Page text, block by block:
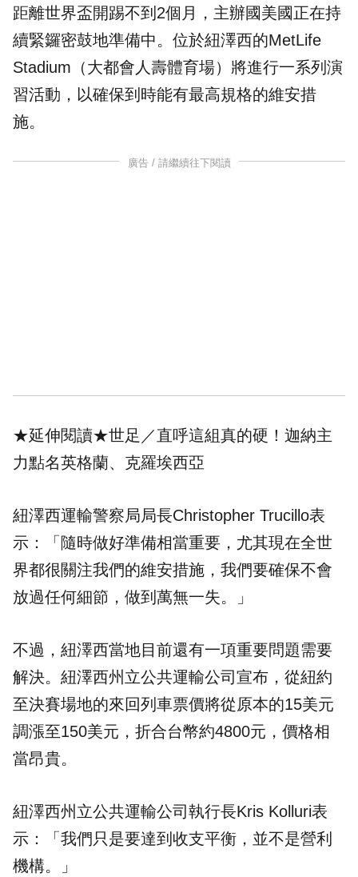
距離世界盃開踢不到2個月，主辦國美國正在持
續緊鑼密鼓地準備中。位於紐澤西的MetLife
Stadium（大都會人壽體育場）將進行一系列演
習活動，以確保到時能有最高規格的維安措
施。
廣告 / 請繼續往下閱讀
★延伸閱讀★世足／直呼這組真的硬！迦納主
力點名英格蘭、克羅埃西亞
紐澤西運輸警察局局長Christopher Trucillo表
示：「隨時做好準備相當重要，尤其現在全世
界都很關注我們的維安措施，我們要確保不會
放過任何細節，做到萬無一失。」
不過，紐澤西當地目前還有一項重要問題需要
解決。紐澤西州立公共運輸公司宣布，從紐約
至決賽場地的來回列車票價將從原本的15美元
調漲至150美元，折合台幣約4800元，價格相
當昂貴。
紐澤西州立公共運輸公司執行長Kris Kolluri表
示：「我們只是要達到收支平衡，並不是營利
機構。」